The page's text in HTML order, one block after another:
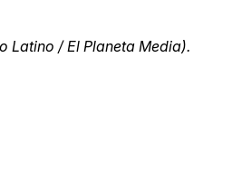
Latino / El Planeta Media).